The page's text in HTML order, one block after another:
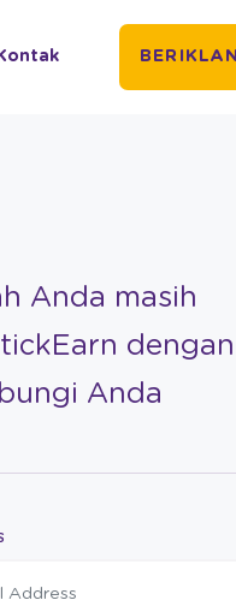
Anda masih
dengan
Anda